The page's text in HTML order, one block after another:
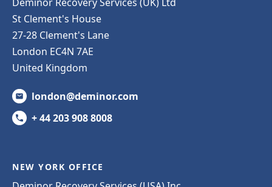
St Clement's House
27-28 Clement's Lane
London EC4N 7AE
United Kingdom
london@deminor.com
+ 44 203 908 8008
NEW YORK OFFICE